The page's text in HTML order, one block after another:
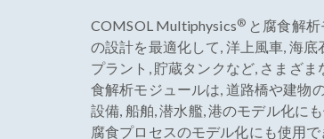
COMSOL Multiphysics® と腐食解
の設計を最適化して, 洋上風車, 海
プラント, 貯蔵タンクなど, さまざ
食解析モジュールは, 道路橋や建物
設備, 船舶, 潜水艦, 港のモデル化に
腐食プロセスのモデル化にも使用で